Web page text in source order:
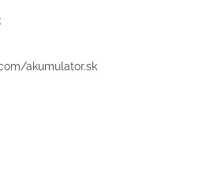
akumulator.sk